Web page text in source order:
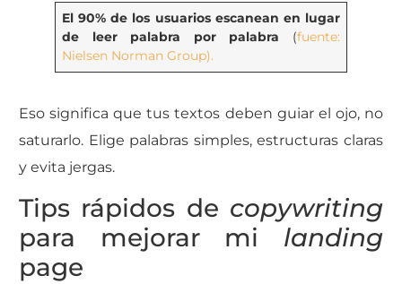
El 90% de los usuarios escanean en lugar
de leer palabra por palabra (fuente:
Nielsen Norman Group).
Eso significa que tus textos deben guiar el ojo, no
saturarlo. Elige palabras simples, estructuras claras
y evita jergas.
Tips rápidos de copywriting
para mejorar mi landing
page